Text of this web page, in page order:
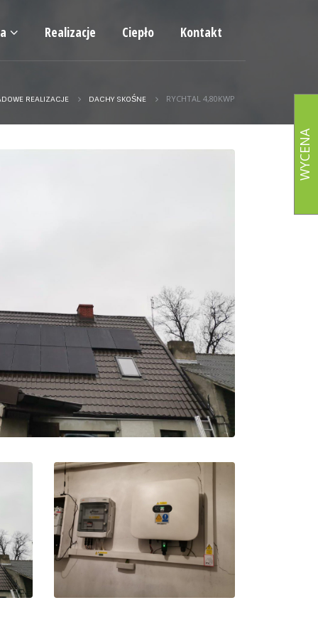
Realizacje Ciepło Kontakt
REALIZACJE DACHY SKOŚNE RYCHTAL 4,80KWP
WYCENA